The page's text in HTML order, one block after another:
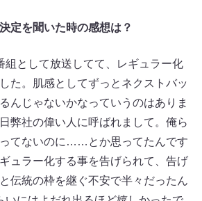
を聞いた時の感想は？
として放送してて、レギュラー化
た。肌感としてずっとネクストバッ
んじゃないかなっていうのはありま
弊社の偉い人に呼ばれまして。俺ら
てないのに……とか思ってたんです
ュラー化する事を告げられて、告げ
伝統の枠を継ぐ不安で半々だったん